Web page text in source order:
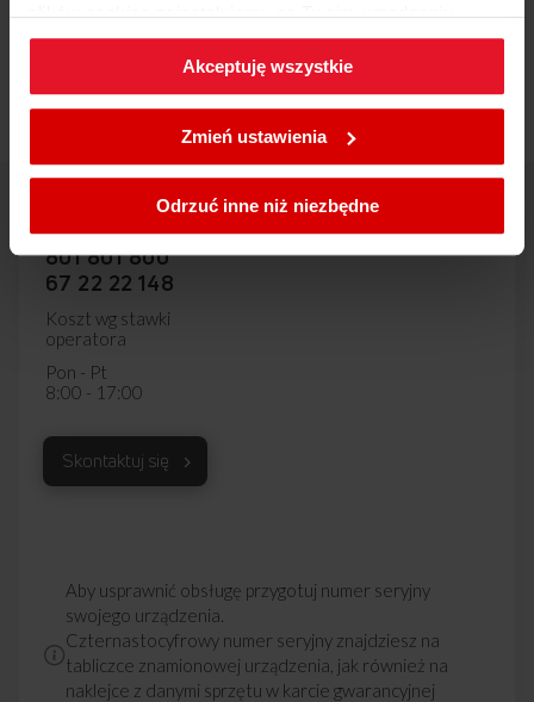
plików cookies zainstalujemy na Twoim urządzeniu,
klikającZmień ustawienia.
W każdej chwili możesz zmienić wybrane przez Ciebie
ustawienia plików cookies wchodząc w zakładkę
Akceptuję wszystkie
Zmień ustawienia
Odrzuć inne niż niezbędne
Produkt nie posiada recenzji
Centrum wsparcia Amica
801 801 800
67 22 22 148
Koszt wg stawki
operatora
Pon - Pt
8:00 - 17:00
Skontaktuj się
Aby usprawnić obsługę przygotuj numer seryjny
swojego urządzenia.
Czternastocyfrowy numer seryjny znajdziesz na
tabliczce znamionowej urządzenia, jak również na
naklejce z danymi sprzętu w karcie gwarancyjnej